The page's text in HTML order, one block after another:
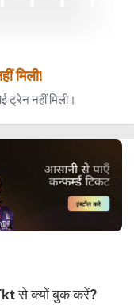
मिली!
ट्रेन नहीं मिली।
से क्यों बुक करें?